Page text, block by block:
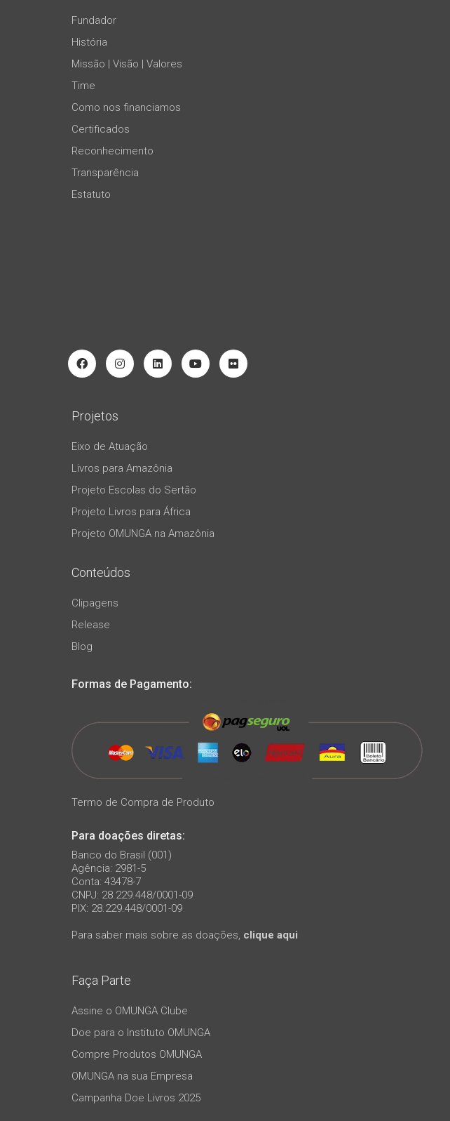
Fundador
História
Missão | Visão | Valores
Time
Como nos financiamos
Certificados
Reconhecimento
Transparência
Estatuto
Projetos
Eixo de Atuação
Livros para Amazônia
Projeto Escolas do Sertão
Projeto Livros para África
Projeto OMUNGA na Amazônia
Conteúdos
Clipagens
Release
Blog
Formas de Pagamento:
Termo de Compra de Produto
Para doações diretas:
Banco do Brasil (001)
Agência: 2981-5
Conta: 43478-7
CNPJ: 28.229.448/0001-09
PIX: 28.229.448/0001-09
Para saber mais sobre as doações, clique aqui
Faça Parte
Assine o OMUNGA Clube
Doe para o Instituto OMUNGA
Compre Produtos OMUNGA
OMUNGA na sua Empresa
Campanha Doe Livros 2025